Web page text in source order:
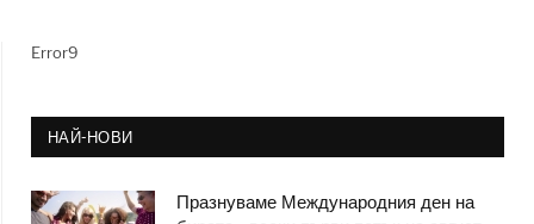
Error9
НАЙ-НОВИ
Празнуваме Международния ден на